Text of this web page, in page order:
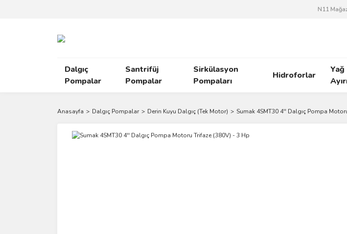
N11
Dalgıç
Pompalar
Santrifüj
Pompalar
Sirkülasyon
Pompaları
Hidroforlar
Yağ
Anasayfa Dalgıç Pompalar Derin Kuyu Dalgıç (Tek Motor) Sumak 4SMT30 4'' Dalgıç Pompa